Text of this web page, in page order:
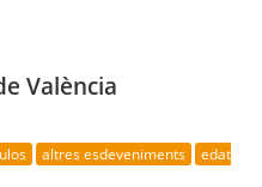
València
altres esdeveniments
edat